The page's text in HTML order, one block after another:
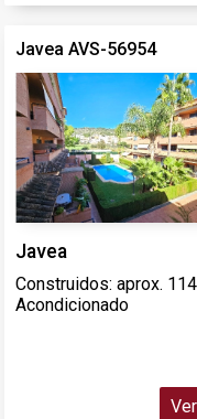
Javea AVS-56954
Javea
Construidos: aprox.
Acondicionado